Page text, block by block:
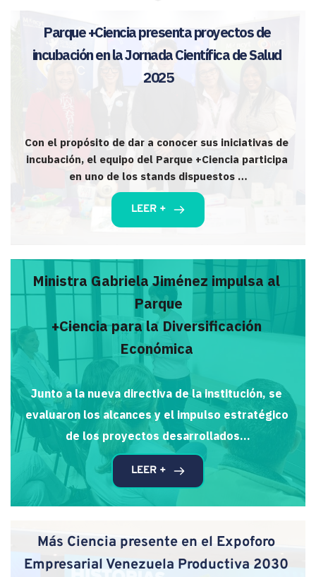
Parque +Ciencia presenta proyectos de
incubación en la Jornada Científica de Salud
2025
Con el propósito de dar a conocer sus iniciativas de
incubación, el equipo del Parque +Ciencia participa
en uno de los stands dispuestos …
LEER +
Ministra Gabriela Jiménez impulsa al
Parque
+Ciencia para la Diversificación
Económica
Junto a la nueva directiva de la institución, se
evaluaron los alcances y el impulso estratégico
de los proyectos desarrollados…
LEER +
Más Ciencia presente en el Expoforo
Empresarial Venezuela Productiva 2030